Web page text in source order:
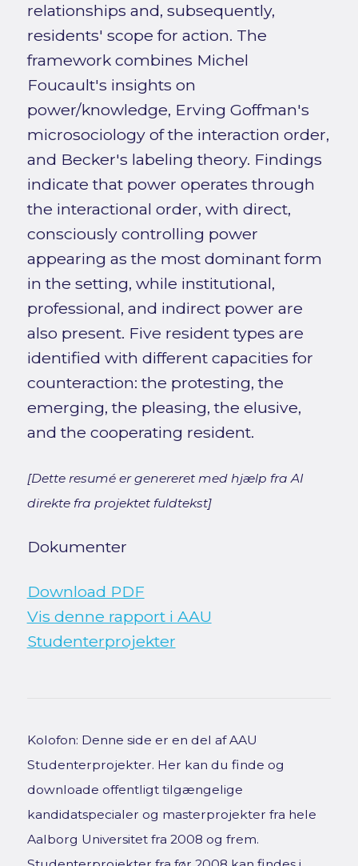
relationships and, subsequently,
residents' scope for action. The
framework combines Michel
Foucault's insights on
power/knowledge, Erving Goffman's
microsociology of the interaction order,
and Becker's labeling theory. Findings
indicate that power operates through
the interactional order, with direct,
consciously controlling power
appearing as the most dominant form
in the setting, while institutional,
professional, and indirect power are
also present. Five resident types are
identified with different capacities for
counteraction: the protesting, the
emerging, the pleasing, the elusive,
and the cooperating resident.
[Dette resumé er genereret med hjælp fra AI
direkte fra projektet fuldtekst]
Dokumenter
Download PDF
Vis denne rapport i AAU
Studenterprojekter
Kolofon: Denne side er en del af AAU
Studenterprojekter. Her kan du finde og
downloade offentligt tilgængelige
kandidatspecialer og masterprojekter fra hele
Aalborg Universitet fra 2008 og frem.